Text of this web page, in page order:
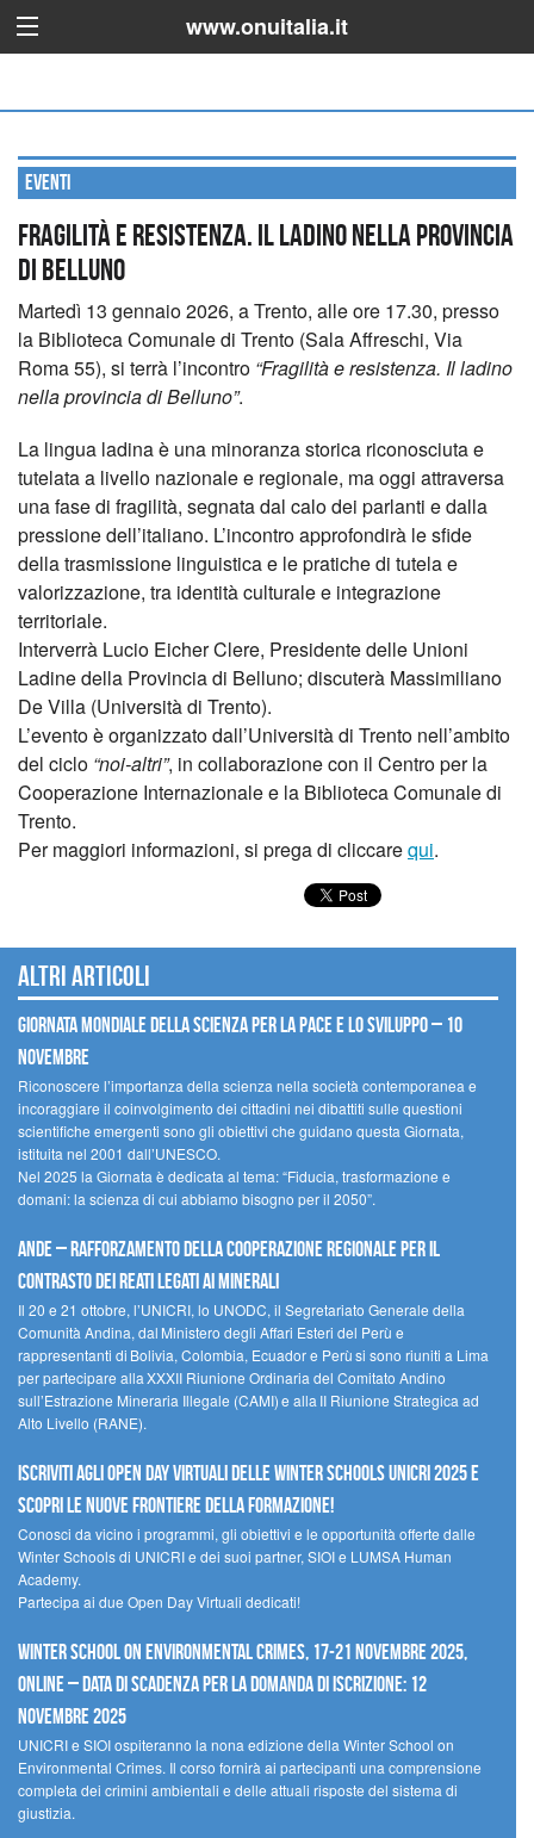
www.onuitalia.it
Eventi
FRAGILITÀ E RESISTENZA. IL LADINO NELLA PROVINCIA
DI BELLUNO
Martedì 13 gennaio 2026, a Trento, alle ore 17.30, presso
la Biblioteca Comunale di Trento (Sala Affreschi, Via
Roma 55), si terrà l’incontro “Fragilità e resistenza. Il ladino
nella provincia di Belluno”.
La lingua ladina è una minoranza storica riconosciuta e
tutelata a livello nazionale e regionale, ma oggi attraversa
una fase di fragilità, segnata dal calo dei parlanti e dalla
pressione dell’italiano. L’incontro approfondirà le sfide
della trasmissione linguistica e le pratiche di tutela e
valorizzazione, tra identità culturale e integrazione
territoriale.
Interverrà Lucio Eicher Clere, Presidente delle Unioni
Ladine della Provincia di Belluno; discuterà Massimiliano
De Villa (Università di Trento).
L’evento è organizzato dall’Università di Trento nell’ambito
del ciclo “noi-altri”, in collaborazione con il Centro per la
Cooperazione Internazionale e la Biblioteca Comunale di
Trento.
Per maggiori informazioni, si prega di cliccarequi.
Altri articoli
Giornata mondiale della scienza per la pace e lo sviluppo – 10
novembre
Riconoscere l’importanza della scienza nella società contemporanea e
incoraggiare il coinvolgimento dei cittadini nei dibattiti sulle questioni
scientifiche emergenti sono gli obiettivi che guidano questa Giornata,
istituita nel 2001 dall’UNESCO.
Nel 2025 la Giornata è dedicata al tema: “Fiducia, trasformazione e
domani: la scienza di cui abbiamo bisogno per il 2050”.
Ande – Rafforzamento della cooperazione regionale per il
contrasto dei reati legati ai minerali
Il 20 e 21 ottobre, l’UNICRI, lo UNODC, il Segretariato Generale della
Comunità Andina, dal Ministero degli Affari Esteri del Perù e
rappresentanti di Bolivia, Colombia, Ecuador e Perù si sono riuniti a Lima
per partecipare alla XXXII Riunione Ordinaria del Comitato Andino
sull’Estrazione Mineraria Illegale (CAMI) e alla II Riunione Strategica ad
Alto Livello (RANE).
Iscriviti agli Open Day Virtuali delle Winter Schools UNICRI 2025 e
scopri le nuove frontiere della formazione!
Conosci da vicino i programmi, gli obiettivi e le opportunità offerte dalle
Winter Schools di UNICRI e dei suoi partner, SIOI e LUMSA Human
Academy.
Partecipa ai due Open Day Virtuali dedicati!
Winter School on Environmental Crimes, 17-21 novembre 2025,
Online – Data di scadenza per la domanda di iscrizione: 12
novembre 2025
UNICRI e SIOI ospiteranno la nona edizione della Winter School on
Environmental Crimes. Il corso fornirà ai partecipanti una comprensione
completa dei crimini ambientali e delle attuali risposte del sistema di
giustizia.